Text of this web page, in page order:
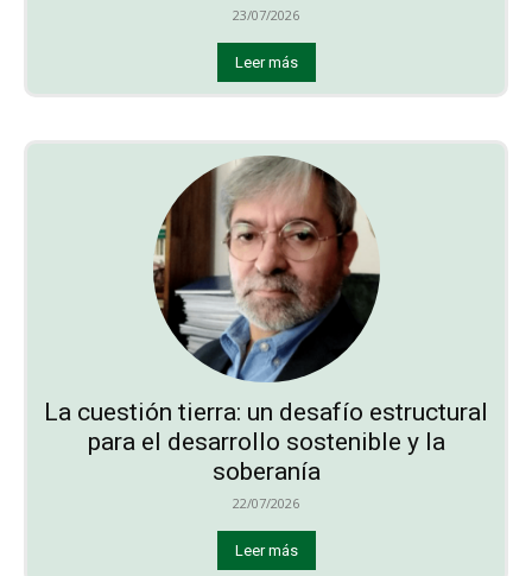
23/07/2026
Leer más
La cuestión tierra: un desafío estructural
para el desarrollo sostenible y la
soberanía
22/07/2026
Leer más